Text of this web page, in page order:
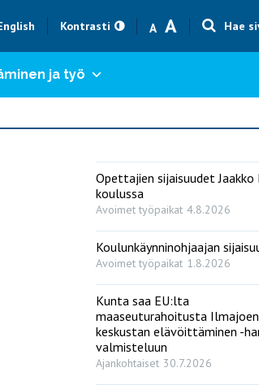
Kontrasti A
Text size smaller
AText size
Hae
ja työ
Opettajien sijaisuudet Jaakko
koulussa
Avoimet työpaikat 4.8.2026
Koulunkäynninohjaajan
Avoimet työpaikat 1.8.2026
Kunta saa EU:lta
maaseuturahoitusta Ilmajoen
keskustan elävöittäminen -
valmisteluun
Ajankohtaiset 30.7.2026